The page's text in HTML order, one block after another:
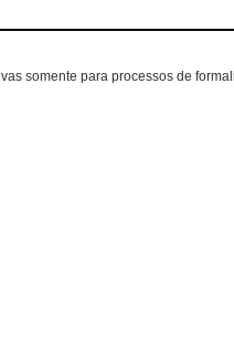
somente para processos de